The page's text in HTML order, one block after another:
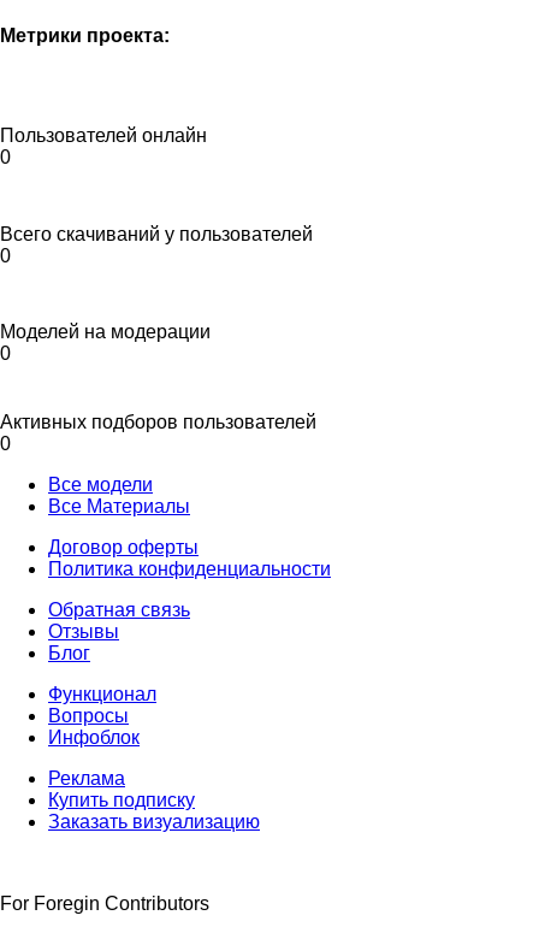
Метрики проекта:
Пользователей онлайн
0
Всего скачиваний у пользователей
0
Моделей на модерации
0
Активных подборов пользователей
0
Все модели
Все Материалы
Договор оферты
Политика конфиденциальности
Обратная связь
Отзывы
Блог
Функционал
Вопросы
Инфоблок
Реклама
Купить подписку
Заказать визуализацию
For Foregin Contributors